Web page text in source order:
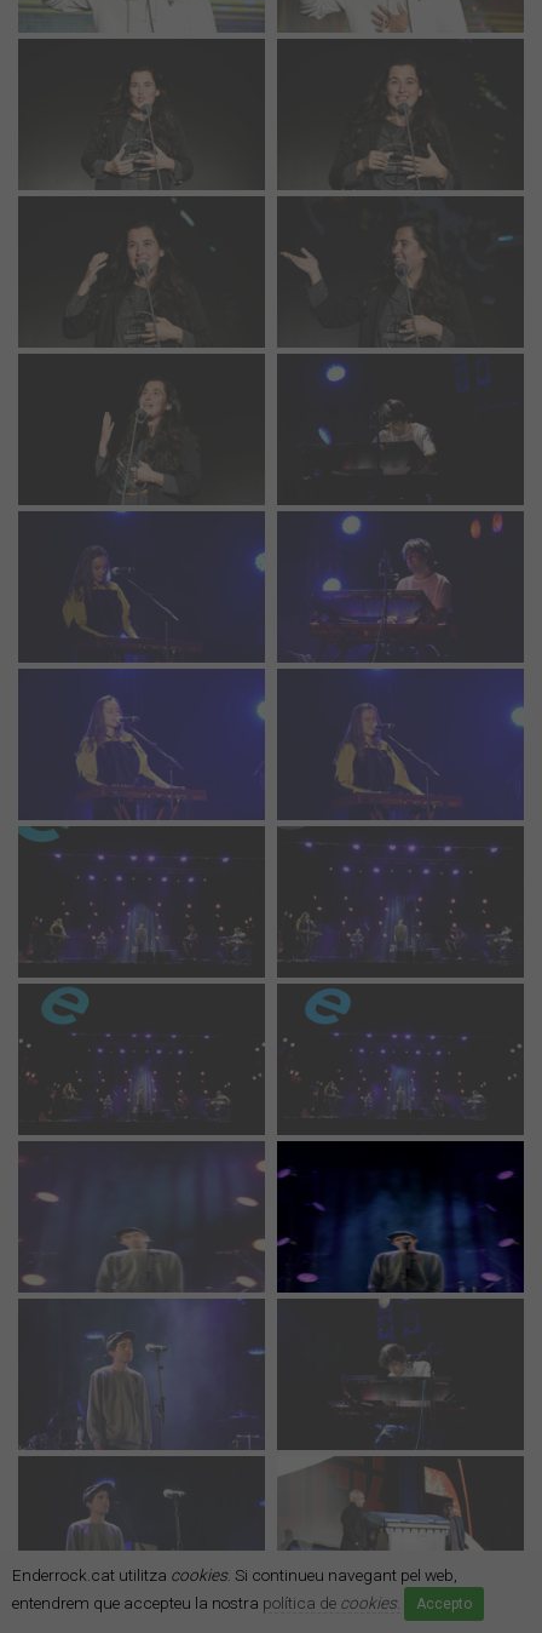
Enderrock.cat utilitza cookies. Si continueu navegant pel web,
entendrem que accepteu la nostra política de cookies. Accepto